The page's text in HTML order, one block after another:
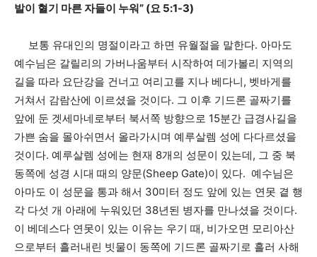
발이 혈기 마른 자들이 누워” (요 5:1-3)
보통 유대인의 명절이라고 하면 유월절을 말한다. 아마도
예수님은 갈릴리의 가버나움부터 시작하여 데가볼리 지역의
길을 따라 요단강을 건너고 여리고를 지나 베다니, 벳바게를
거쳐서 감람산에 이르셨을 것이다. 그 이후 기드론 골짜기를
앞에 둔 겟세마네로부터 북서쪽 방향으로 15분간 급경사길을
가쁜 숨을 몰아쉬면서 올라가시며 예루살렘 성에 다다르셨을
것이다. 예루살렘 성에는 현재 8개의 성문이 있는데, 그 중 북
동쪽에 성경 시대 때의 양문(Sheep Gate)이 있다. 예수님은
아마도 이 성문을 통과 해서 30미터 정도 앞에 있는 연못 곁 행
각 다섯 개 아래에 누워있던 38년된 병자를 만나셨을 것이다.
이 베데스다 연못이 있는 이유는 우기 때, 비가오면 모리아산
으로부터 흘러내린 빗물이 동쪽에 기드론 골짜기로 흘러 사해